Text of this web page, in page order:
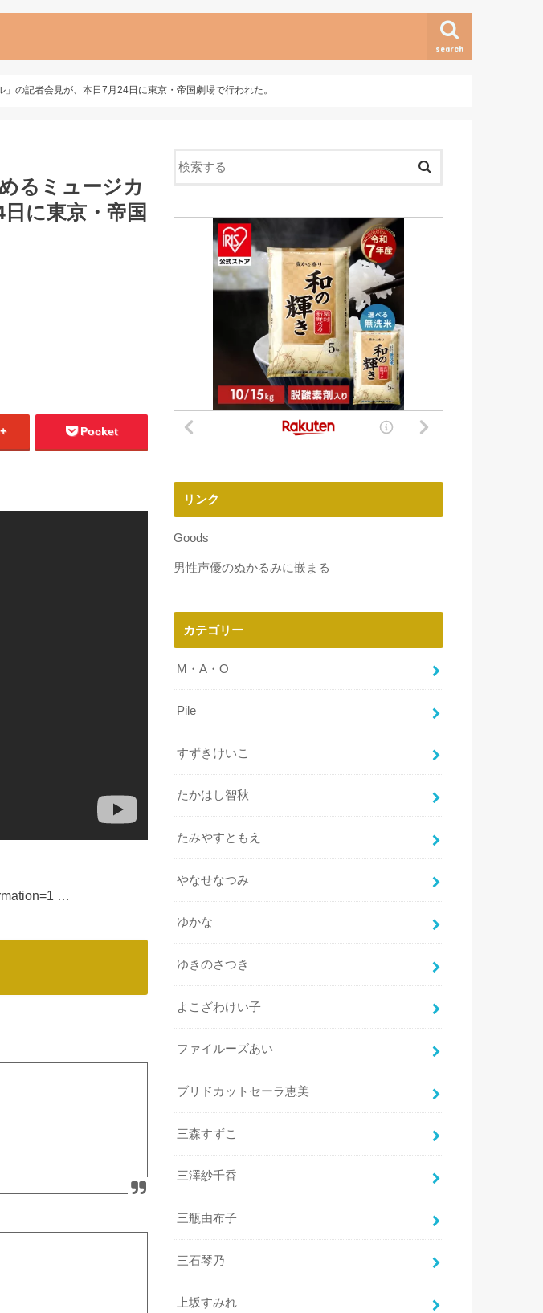
search
の記者会見が、本日7月24日に東京・帝国劇場で行われた。
るミュージカ
に東京・帝国
Pocket
…
リンク
Goods
男性声優のぬかるみに嵌まる
カテゴリー
M・A・O
Pile
すずきけいこ
たかはし智秋
たみやすともえ
やなせなつみ
ゆかな
ゆきのさつき
よこざわけい子
ファイルーズあい
ブリドカットセーラ恵美
三森すずこ
三澤紗千香
三瓶由布子
三石琴乃
上坂すみれ